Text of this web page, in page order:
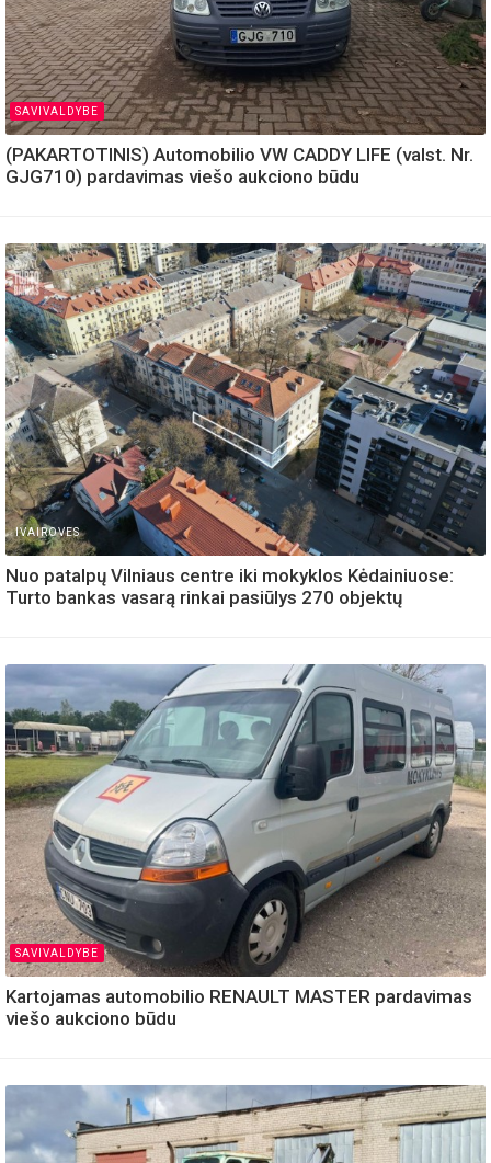
SAVIVALDYBE
(PAKARTOTINIS) Automobilio VW CADDY LIFE (valst. Nr.
GJG710) pardavimas viešo aukciono būdu
IVAIROVES
Nuo patalpų Vilniaus centre iki mokyklos Kėdainiuose:
Turto bankas vasarą rinkai pasiūlys 270 objektų
SAVIVALDYBE
Kartojamas automobilio RENAULT MASTER pardavimas
viešo aukciono būdu